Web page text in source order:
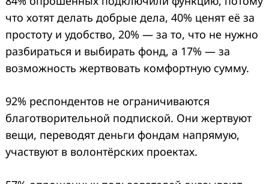
что хотят делать добрые дела, 40% ценят её за
простоту и удобство, 20% — за то, что не нужно
разбираться и выбирать фонд, а 17% — за
возможность жертвовать комфортную сумму.
92% респондентов не ограничиваются
благотворительной подпиской. Они жертвуют
вещи, переводят деньги фондам напрямую,
участвуют в волонтёрских проектах.